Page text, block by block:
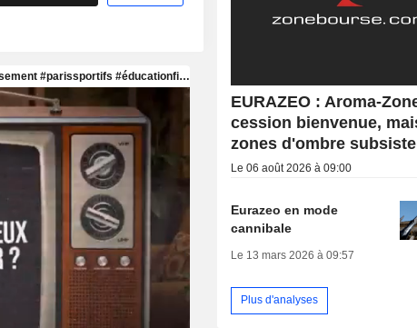
EURAZEO : Aroma-
cession bienvenue,
zones d'ombre
Le 06 août 2026 à 09:00
Eurazeo en mode
cannibale
Le 13 mars 2026 à 09:57
Plus d'analyses